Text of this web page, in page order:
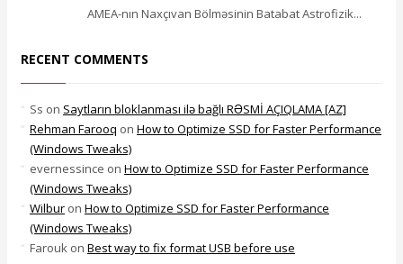
AMEA-nın Naxçıvan Bölməsinin Batabat Astrofizik...
RECENT COMMENTS
Ss on Saytların bloklanması ilə bağlı RƏSMİ AÇIQLAMA [AZ]
Rehman Farooq on How to Optimize SSD for Faster Performance
(Windows Tweaks)
evernessince on How to Optimize SSD for Faster Performance
(Windows Tweaks)
Wilbur on How to Optimize SSD for Faster Performance
(Windows Tweaks)
Farouk on Best way to fix format USB before use